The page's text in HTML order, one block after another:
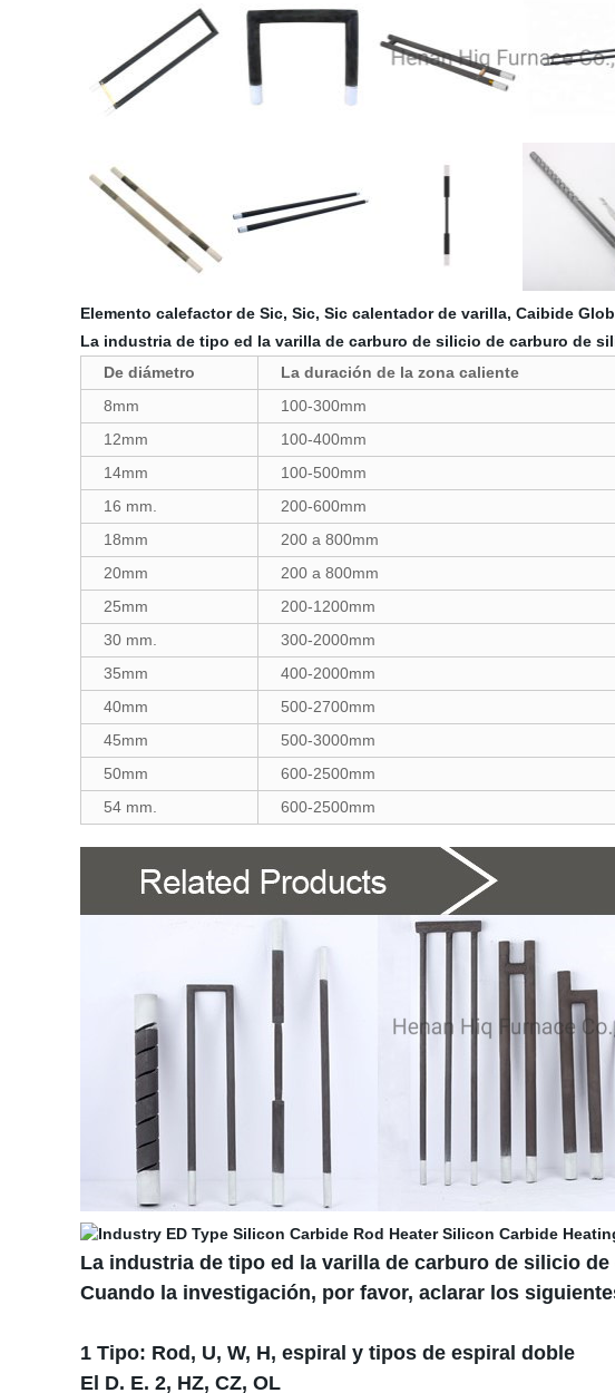
Elemento calefactor de Sic, Sic, Sic calentador de varilla, Caibide
La industria de tipo ed la varilla de carburo de silicio de carburo de
De diámetro
La duración de la zona caliente
8mm
100-300mm
12mm
100-400mm
14mm
100-500mm
16 mm.
200-600mm
18mm
200 a 800mm
20mm
200 a 800mm
25mm
200-1200mm
30 mm.
300-2000mm
35mm
400-2000mm
40mm
500-2700mm
45mm
500-3000mm
50mm
600-2500mm
54 mm.
600-2500mm
La industria de tipo ed la varilla de carburo de silicio
Cuando la investigación, por favor, aclarar los
1 Tipo: Rod, U, W, H, espiral y tipos de espiral doble
El D. E. 2, HZ, CZ, OL